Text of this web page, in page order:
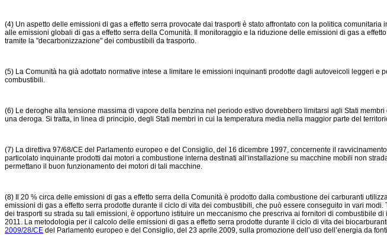
(4) Un aspetto delle emissioni di gas a effetto serra provocate dai trasporti è stato affrontato con la politica
alle emissioni globali di gas a effetto serra della Comunità. Il monitoraggio e la riduzione delle emissioni di gas a
tramite la "decarbonizzazione" dei combustibili da trasporto.
(5) La Comunità ha già adottato normative intese a limitare le emissioni inquinanti prodotte dagli autoveicoli leggeri
combustibili.
(6) Le deroghe alla tensione massima di vapore della benzina nel periodo estivo dovrebbero limitarsi agli Stati
una deroga. Si tratta, in linea di principio, degli Stati membri in cui la temperatura media nella maggior parte del
(7) La direttiva 97/68/CE del Parlamento europeo e del Consiglio, del 16 dicembre 1997, concernente il
particolato inquinante prodotti dai motori a combustione interna destinati all’installazione su macchine mobili non
permettano il buon funzionamento dei motori di tali macchine.
(8) Il 20 % circa delle emissioni di gas a effetto serra della Comunità è prodotto dalla combustione dei carburanti
emissioni di gas a effetto serra prodotte durante il ciclo di vita dei combustibili, che può essere conseguito in vari
dei trasporti su strada su tali emissioni, è opportuno istituire un meccanismo che prescriva ai fornitori di combustibile
2011. La metodologia per il calcolo delle emissioni di gas a effetto serra prodotte durante il ciclo di vita dei
2009/28/CE del Parlamento europeo e del Consiglio, del 23 aprile 2009, sulla promozione dell’uso dell’energia da